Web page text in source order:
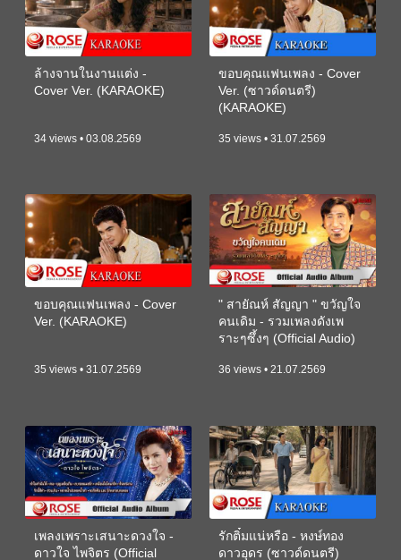
ล้างจานในงานแต่ง -
Cover Ver. (KARAOKE)
34 views • 03.08.2569
ขอบคุณแฟนเพลง - Cover
Ver. (ซาวด์ดนตรี)
(KARAOKE)
35 views • 31.07.2569
ขอบคุณแฟนเพลง - Cover
Ver. (KARAOKE)
35 views • 31.07.2569
" สายัณห์ สัญญา " ขวัญใจ
คนเดิม - รวมเพลงดังเพ
ราะๆซึ้งๆ (Official Audio)
36 views • 21.07.2569
เพลงเพราะเสนาะดวงใจ -
ดาวใจ ไพจิตร (Official
รักติ๋มแน่หรือ - หงษ์ทอง
ดาวอุดร (ซาวด์ดนตรี)